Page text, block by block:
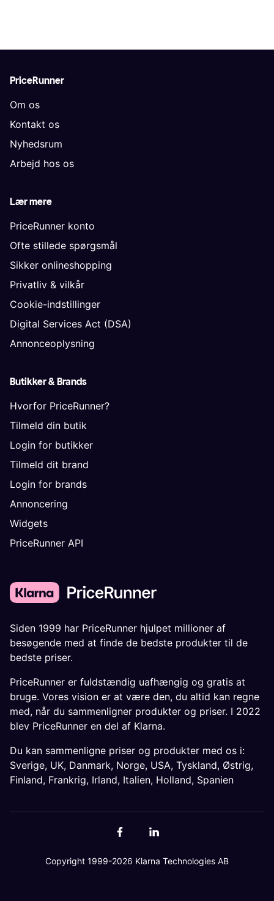
PriceRunner
Om os
Kontakt os
Nyhedsrum
Arbejd hos os
Lær mere
PriceRunner konto
Ofte stillede spørgsmål
Sikker onlineshopping
Privatliv & vilkår
Cookie-indstillinger
Digital Services Act (DSA)
Annonceoplysning
Butikker & Brands
Hvorfor PriceRunner?
Tilmeld din butik
Login for butikker
Tilmeld dit brand
Login for brands
Annoncering
Widgets
PriceRunner API
Siden 1999 har PriceRunner hjulpet millioner af
besøgende med at finde de bedste produkter til de
bedste priser.
PriceRunner er fuldstændig uafhængig og gratis at
bruge. Vores vision er at være den, du altid kan regne
med, når du sammenligner produkter og priser. I 2022
blev PriceRunner en del af Klarna.
Du kan sammenligne priser og produkter med os i:
Sverige, UK, Danmark, Norge, USA, Tyskland, Østrig,
Finland, Frankrig, Irland, Italien, Holland, Spanien
Copyright 1999-2026 Klarna Technologies AB